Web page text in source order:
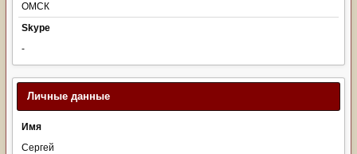
ОМСК
Skype
-
Личные данные
Имя
Сергей